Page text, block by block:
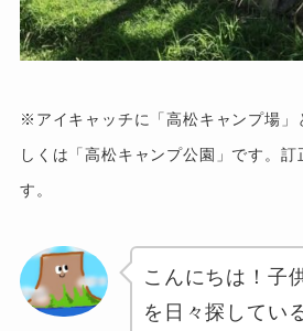
※アイキャッチに「高松キャンプ場」
しくは「高松キャンプ公園」です。訂
す。
こんにちは！子
を日々探してい